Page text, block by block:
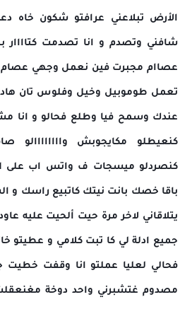
الأرض تبلاعني عرافتو شكون خاه
شافني وتصدم و انا تصدمت كتاااار
عصاام مجبرت فين نعمل وجهي
تعمل طوموبيل وخيل وفلوس تان
عندك وسمح فيا وطلع فحالو و انا
كنعيطلو مكايجوبش واااااااالو
كنصردلو ميسجات ف واتس اب على
باقا خصك بانت نيتك كاتبيع راسك و
يتلاقاني لاخر مرة حيت ألحيت عليه
جميع ادلة لي كا تبت كلامي و
فحالي لعليا عملتو انا وقفت
مصدوم غتشبرني واحد دوخة